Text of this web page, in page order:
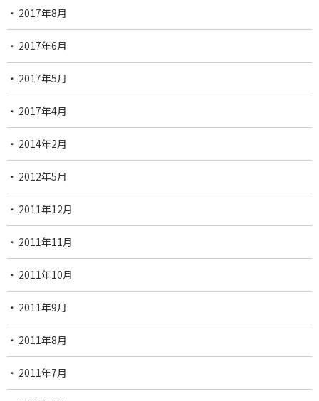
2017年8月
2017年6月
2017年5月
2017年4月
2014年2月
2012年5月
2011年12月
2011年11月
2011年10月
2011年9月
2011年8月
2011年7月